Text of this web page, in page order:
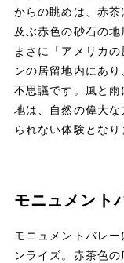
からの眺めは、赤
及ぶ赤色の砂石の地
まさに「アメリカ
ンの居留地内にあ
不思議です。風と
地は、自然の偉大
られない体験となり
モニュメント
モニュメントバレ
ンライズ。赤茶色